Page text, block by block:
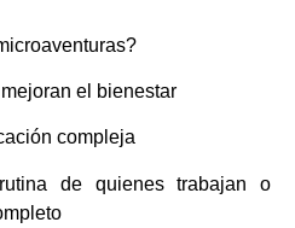
el bienestar
compleja
de quienes trabajan o